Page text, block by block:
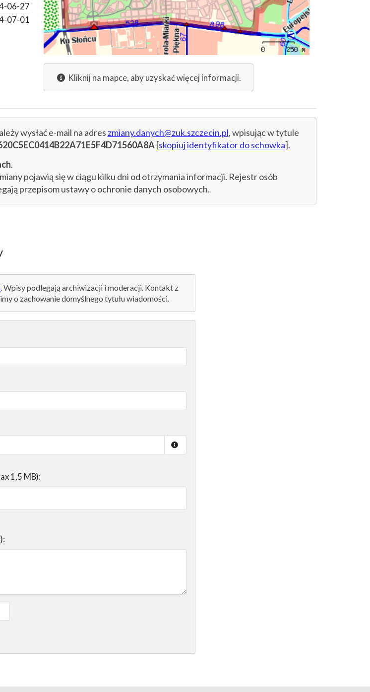
06-27
07-01
Kliknij na mapce, aby uzyskać więcej informacji.
wysłać e-mail na adres zmiany.danych@zuk.szczecin.pl, wpisując w tytule
[skopiuj identyfikator do schowka].
.
pojawią się w ciągu kilku dni od otrzymania informacji. Rejestr osób
przepisom ustawy o ochronie danych osobowych.
. Wpisy podlegają archiwizacji i moderacji. Kontakt z
o zachowanie domyślnego tytułu wiadomości.
1,5 MB):